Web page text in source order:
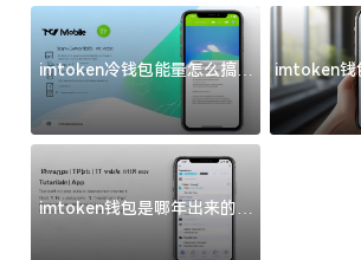
imtoken冷钱包能量怎么搞？
过来人告诉你门道
imtoken钱
渠
imtoken钱包是哪年出来的？
一文给你说清楚